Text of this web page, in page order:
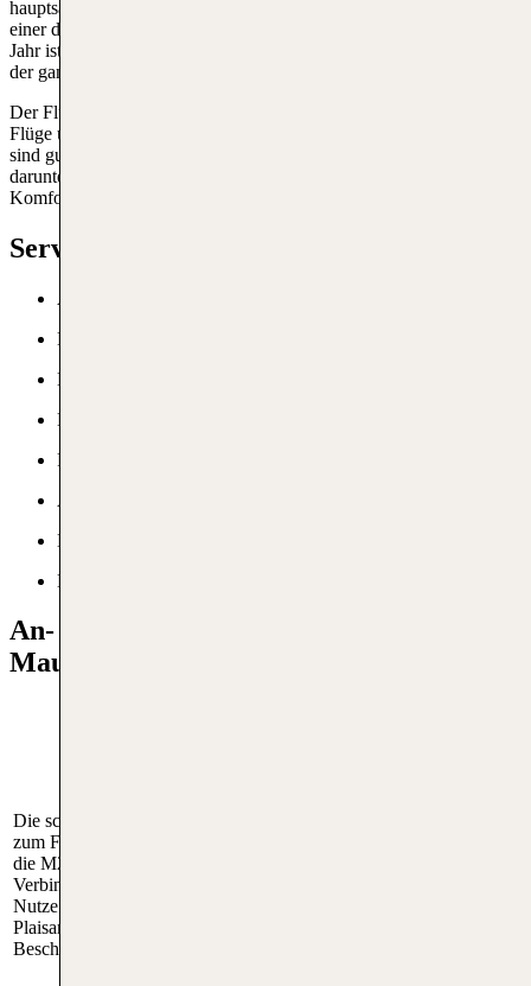
hauptsächlich als Drehscheibe für internationale Reisende dient. Mit
einer durchschnittlichen Zahl von über 3 Millionen Passagieren pro
Jahr ist der Flughafen ein wichtiger Knotenpunkt für Touristen aus
der ganzen Welt.
Der Flughafen verfügt über zwei Terminals: einen für internationale
Flüge und einen kleineren für inländische Flüge. Diese Terminals
sind gut ausgestattet und bieten eine Vielzahl von Dienstleistungen,
darunter Restaurants, Duty-Free-Shops und Lounges, um den
Komfort der Reisenden am Mauritius Flughafen zu gewährleisten.
Services am MRU
ATM
Kostenloses WLAN
Hotels
Lounges
Fundbüro
Autovermietung
Duty-Free
Kinderbereich
An- und Abreise von Flughafen
Mauritius
Die schnellste Route mit dem Auto
zum Flughafen Mauritius führt über
die M2 Autobahn, die eine direkte
Verbindung zur Savanne bietet.
Nutze die Ausfahrt Richtung
Plaisance und folge den
Beschilderungen zum Flughafen.